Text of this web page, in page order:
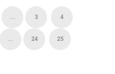
... 3 4
... 24 25